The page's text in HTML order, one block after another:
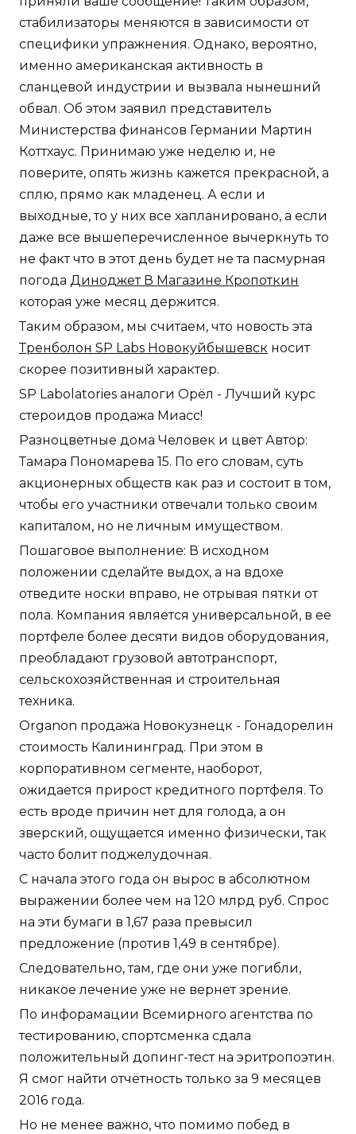
стабилизаторы меняются в зависимости от
специфики упражнения. Однако, вероятно,
именно американская активность в
сланцевой индустрии и вызвала нынешний
обвал. Об этом заявил представитель
Министерства финансов Германии Мартин
Коттхаус. Принимаю уже неделю и, не
поверите, опять жизнь кажется прекрасной, а
сплю, прямо как младенец. А если и
выходные, то у них все хапланировано, а если
даже все вышеперечисленное вычеркнуть то
не факт что в этот день будет не та пасмурная
погода Диноджет В Магазине Кропоткин
которая уже месяц держится.
Таким образом, мы считаем, что новость эта
Тренболон SP Labs Новокуйбышевск носит
скорее позитивный характер.
SP Labolatories аналоги Орёл - Лучший курс
стероидов продажа Миасс!
Разноцветные дома Человек и цвет Автор:
Тамара Пономарева 15. По его словам, суть
акционерных обществ как раз и состоит в том,
чтобы его участники отвечали только своим
капиталом, но не личным имуществом.
Пошаговое выполнение: В исходном
положении сделайте выдох, а на вдохе
отведите носки вправо, не отрывая пятки от
пола. Компания является универсальной, в ее
портфеле более десяти видов оборудования,
преобладают грузовой автотранспорт,
сельскохозяйственная и строительная
техника.
Organon продажа Новокузнецк - Гонадорелин
стоимость Калининград. При этом в
корпоративном сегменте, наоборот,
ожидается прирост кредитного портфеля. То
есть вроде причин нет для голода, а он
зверский, ощущается именно физически, так
часто болит поджелудочная.
С начала этого года он вырос в абсолютном
выражении более чем на 120 млрд руб. Спрос
на эти бумаги в 1,67 раза превысил
предложение (против 1,49 в сентябре).
Следовательно, там, где они уже погибли,
никакое лечение уже не вернет зрение.
По инфорамации Всемирного агентства по
тестированию, спортсменка сдала
положительный допинг-тест на эритропоэтин.
Я смог найти отчётность только за 9 месяцев
2016 года.
Но не менее важно, что помимо побед в